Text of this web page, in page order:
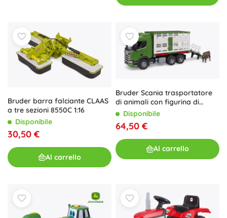
Bruder barra falciante CLAAS
a tre sezioni 8550C 1:16
Disponibile
30,50 €
Al carrello
Bruder Scania trasportatore
di animali con figurina di
mucca 1:16
Disponibile
64,50 €
Al carrello